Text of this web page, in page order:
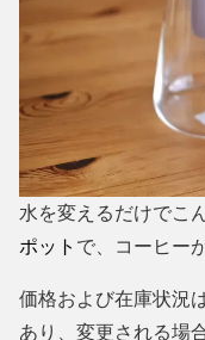
水を変えるだけでこ
ポット で、コーヒー
価格および在庫状況
あり、変更される場